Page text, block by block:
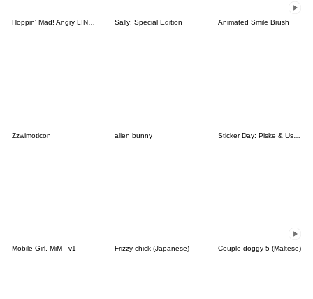
Hoppin' Mad! Angry LINE Characters Sally: Special Edition Animated Smile Brush
Zzwimoticon alien bunny Sticker Day: Piske & Usagi
Mobile Girl, MiM - v1 Frizzy chick (Japanese) Couple doggy 5 (Maltese)